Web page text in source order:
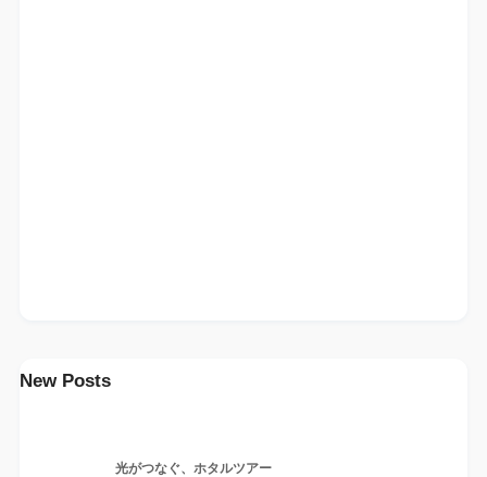
New Posts
光がつなぐ、ホタルツアー